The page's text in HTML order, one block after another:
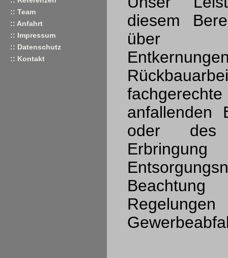
:: Team
:: Anfahrt
:: Impressum
:: Datenschutz
:: Kontakt
diesem
über
anfallenden
oder des
Beachtung